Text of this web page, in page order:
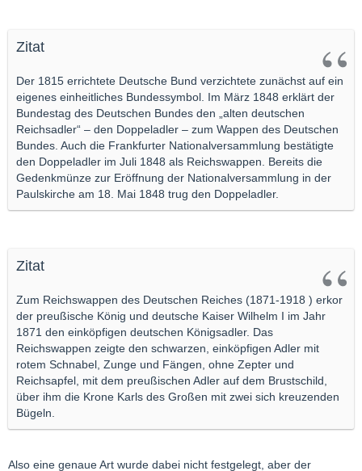
Zitat
Der 1815 errichtete Deutsche Bund verzichtete zunächst auf ein
eigenes einheitliches Bundessymbol. Im März 1848 erklärt der
Bundestag des Deutschen Bundes den „alten deutschen
Reichsadler“ – den Doppeladler – zum Wappen des Deutschen
Bundes. Auch die Frankfurter Nationalversammlung bestätigte
den Doppeladler im Juli 1848 als Reichswappen. Bereits die
Gedenkmünze zur Eröffnung der Nationalversammlung in der
Paulskirche am 18. Mai 1848 trug den Doppeladler.
Zitat
Zum Reichswappen des Deutschen Reiches (1871-1918 ) erkor
der preußische König und deutsche Kaiser Wilhelm I im Jahr
1871 den einköpfigen deutschen Königsadler. Das
Reichswappen zeigte den schwarzen, einköpfigen Adler mit
rotem Schnabel, Zunge und Fängen, ohne Zepter und
Reichsapfel, mit dem preußischen Adler auf dem Brustschild,
über ihm die Krone Karls des Großen mit zwei sich kreuzenden
Bügeln.
Also eine genaue Art wurde dabei nicht festgelegt, aber der